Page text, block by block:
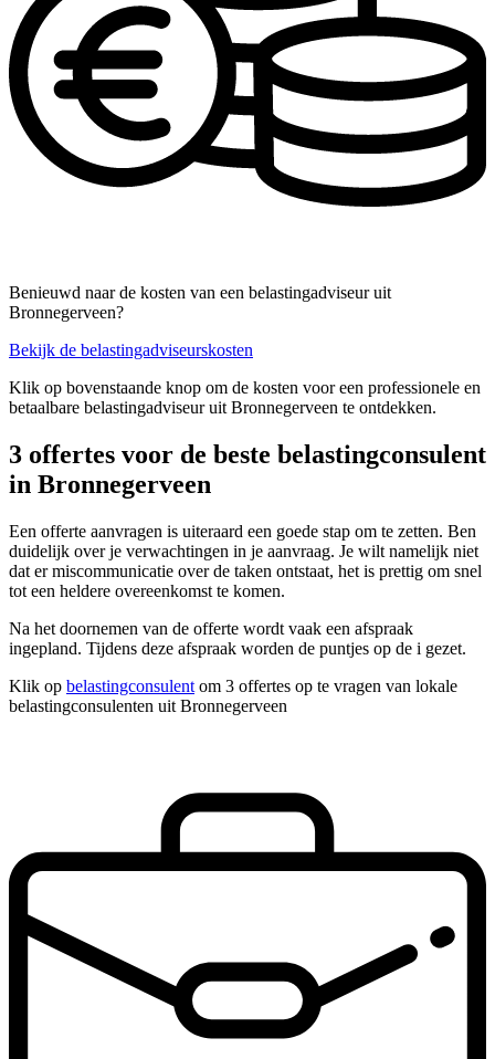
Benieuwd naar de kosten van een belastingadviseur uit
Bronnegerveen?
Bekijk de belastingadviseurskosten
Klik op bovenstaande knop om de kosten voor een professionele en
betaalbare belastingadviseur uit Bronnegerveen te ontdekken.
3 offertes voor de beste belastingconsulent
in Bronnegerveen
Een offerte aanvragen is uiteraard een goede stap om te zetten. Ben
duidelijk over je verwachtingen in je aanvraag. Je wilt namelijk niet
dat er miscommunicatie over de taken ontstaat, het is prettig om snel
tot een heldere overeenkomst te komen.
Na het doornemen van de offerte wordt vaak een afspraak
ingepland. Tijdens deze afspraak worden de puntjes op de i gezet.
Klik op belastingconsulent om 3 offertes op te vragen van lokale
belastingconsulenten uit Bronnegerveen